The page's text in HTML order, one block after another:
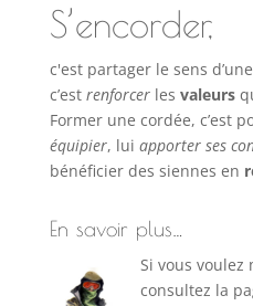
S’encorder,
c'est partager le sens d’une
c’est renforcerles valeurs
Former une cordée, c’est
équipier, lui apporter ses
bénéficier des siennes en
En savoir plus…
Si vous voulez
consultez la